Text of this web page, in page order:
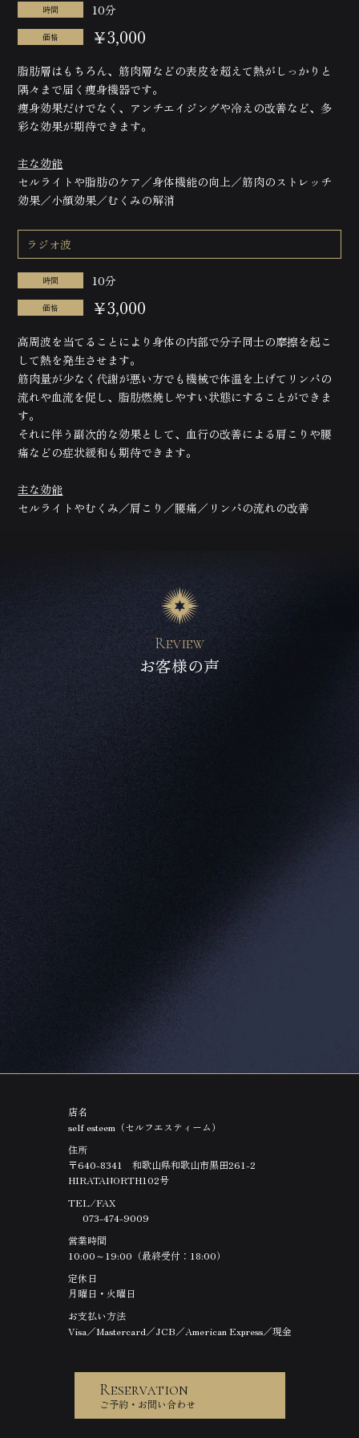
時間 10分
価格 ￥3,000
脂肪層はもちろん、筋肉層などの表皮を超えて熱がしっかりと
隅々まで届く痩身機器です。
痩身効果だけでなく、アンチエイジングや冷えの改善など、多
彩な効果が期待できます。
主な効能
セルライトや脂肪のケア／身体機能の向上／筋肉のストレッチ
効果／小顔効果／むくみの解消
ラジオ波
時間 10分
価格 ￥3,000
高周波を当てることにより身体の内部で分子同士の摩擦を起こ
して熱を発生させます。
筋肉量が少なく代謝が悪い方でも機械で体温を上げてリンパの
流れや血流を促し、脂肪燃焼しやすい状態にすることができま
す。
それに伴う副次的な効果として、血行の改善による肩こりや腰
痛などの症状緩和も期待できます。
主な効能
セルライトやむくみ／肩こり／腰痛／リンパの流れの改善
Review
お客様の声
★★★★★ 5
疲れがなかなか抜けず、冷えとむくみがひどい状態でし
ルチェックトリートメント」を選択。丁寧なカウンセリ
ングと心身チェックの後、私の状態に合わせてオイルト
冷えが取れていく感覚は初めてで、施術後は体が芯から
温まり、長年の重だるさが嘘のように軽くなりました。
まさにオーダーメイドの特別なトリートメントで、自然
治癒力が高まったのを実感しています。
店名
self esteem（セルフエスティーム）
住所
〒640-8341 和歌山県和歌山市黒田261-2
HIRATANORTH102号
TEL ⁄ FAX
073-474-9009
営業時間
10:00～19:00（最終受付：18:00）
定休日
月曜日・火曜日
お支払い方法
Visa／Mastercard／JCB／American Express／現金
Reservation
ご予約・お問い合わせ